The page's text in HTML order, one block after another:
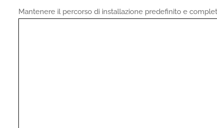
Mantenere il percorso di installazione predefinito e